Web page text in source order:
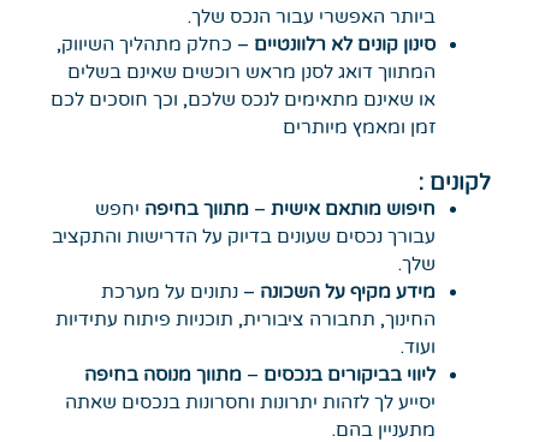
ביותר האפשרי עבור הנכס שלך.
סינון קונים לא רלוונטיים – כחלק מתהליך השיווק,
המתווך דואג לסנן מראש רוכשים שאינם בשלים
או שאינם מתאימים לנכס שלכם, וכך חוסכים לכם
זמן ומאמץ מיותרים
לקונים :
חיפוש מותאם אישית –מתווך בחיפה יחפש
עבורך נכסים שעונים בדיוק על הדרישות והתקציב
שלך.
מידע מקיף על השכונה – נתונים על מערכת
החינוך, תחבורה ציבורית, תוכניות פיתוח עתידיות
ועוד.
ליווי בביקורים בנכסים –מתווך מנוסה בחיפה
יסייע לך לזהות יתרונות וחסרונות בנכסים שאתה
מתעניין בהם.